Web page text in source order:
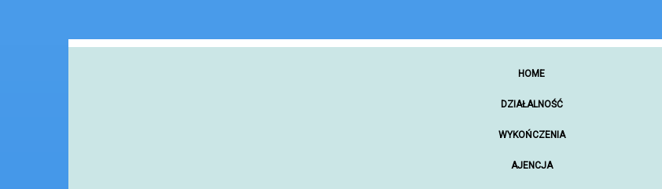
HOME
DZIAŁALNOŚĆ
WYKOŃCZENIA
AJENCJA